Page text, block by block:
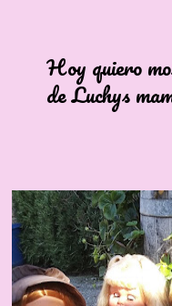
Hoy quiero
de Luchys